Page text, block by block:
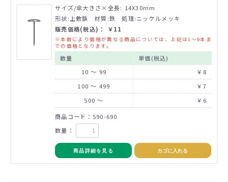
サイズ/傘大きさ×全長: 14X30mm
形状:上敷鋲 材質:鉄 処理:ニッケルメッキ
販売価格(税込)： ￥11
※本数により価格が異なる商品については、上記は1～9本ま
での価格となります。
数量
単価(税込)
10 ～ 99
￥8
100 ～ 499
￥7
500 ～
￥6
商品コード：590-690
数量：
商品詳細を見る カゴに入れる